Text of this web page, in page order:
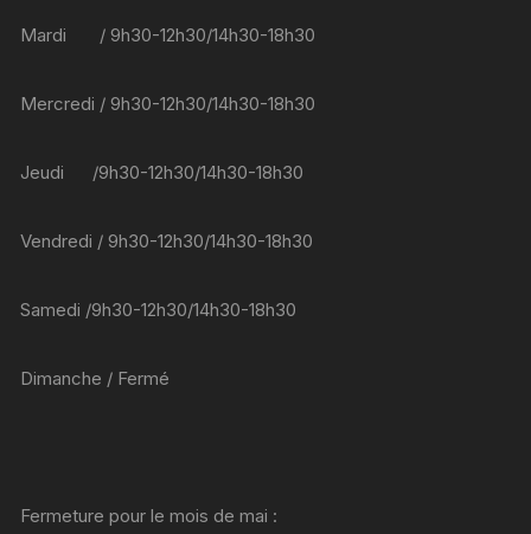
Mardi / 9h30-12h30/14h30-18h30
Mercredi / 9h30-12h30/14h30-18h30
Jeudi /9h30-12h30/14h30-18h30
Vendredi / 9h30-12h30/14h30-18h30
Samedi /9h30-12h30/14h30-18h30
Dimanche / Fermé
Fermeture pour le mois de mai :